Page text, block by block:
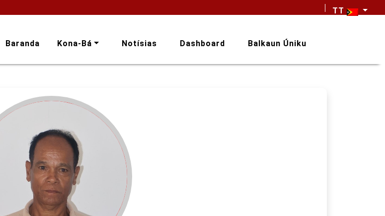
TT
Baranda Kona-Bá Notísias Dashboard Balkaun Úniku